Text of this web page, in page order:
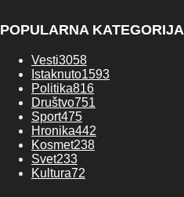
POPULARNA KATEGORIJA
Vesti3058
Istaknuto1593
Politika816
Društvo751
Sport475
Hronika442
Kosmet238
Svet233
Kultura72